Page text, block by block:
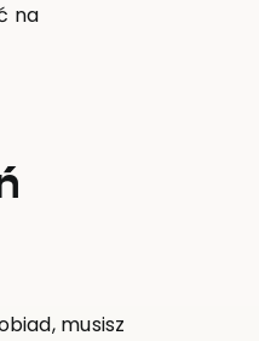
na
musisz